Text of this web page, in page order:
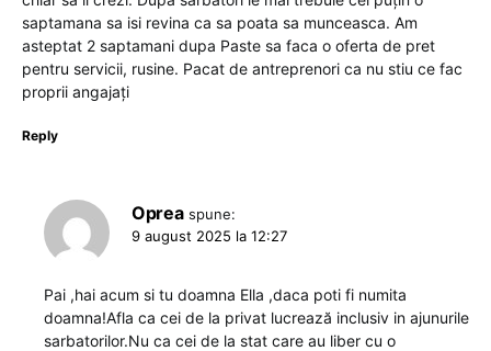
saptamana sa isi revina ca sa poata sa munceasca. Am
asteptat 2 saptamani dupa Paste sa faca o oferta de pret
pentru servicii, rusine. Pacat de antreprenori ca nu stiu ce fac
proprii angajați
Reply
Oprea spune:
9 august 2025 la 12:27
Pai ,hai acum si tu doamna Ella ,daca poti fi numita
doamna!Afla ca cei de la privat lucrează inclusiv in ajunurile
sarbatorilor.Nu ca cei de la stat care au liber cu o